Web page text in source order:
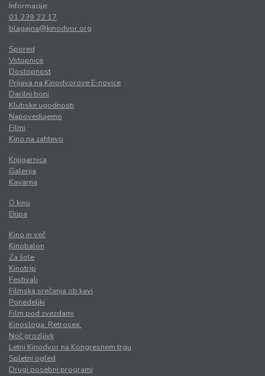
Informacije:
01 239 22 17
blagajna@kinodvor.org
Spored
Vstopnice
Dostopnost
Prijava na Kinodvorove E-novice
Darilni boni
Klubske ugodnosti
Napovedujemo
Filmi
Kino na zahtevo
Knjigarnica
Galerija
Kavarna
O kinu
Ekipa
Kino in več
Kinobalon
Za šole
Kinotrip
Festivali
Filmska srečanja ob kavi
Ponedeljki
Film pod zvezdami
Kinosloga. Retrosex.
Noč grozljivk
Letni Kinodvor na Kongresnem trgu
Spletni ogled
Drugi posebni programi